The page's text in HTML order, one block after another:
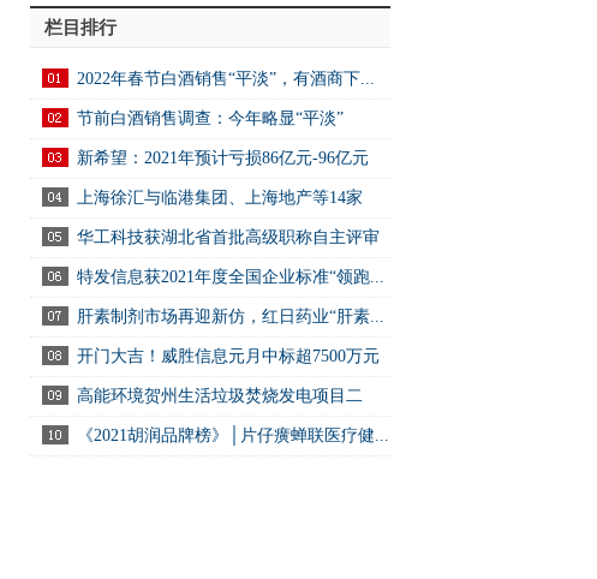
栏目排行
2022年春节白酒销售“平淡”，有酒商下...
节前白酒销售调查：今年略显“平淡”
新希望：2021年预计亏损86亿元-96亿元
上海徐汇与临港集团、上海地产等14家
国... 华工科技获湖北省首批高级职称自主评审
特发信息获2021年度全国企业标准“领跑...
肝素制剂市场再迎新仿，红日药业“肝素...
开门大吉！威胜信息元月中标超7500万元
高能环境贺州生活垃圾焚烧发电项目二
期... 《2021胡润品牌榜》│片仔癀蝉联医疗健...